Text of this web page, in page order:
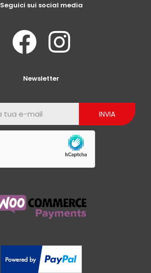
Seguici sui social media
Newsletter